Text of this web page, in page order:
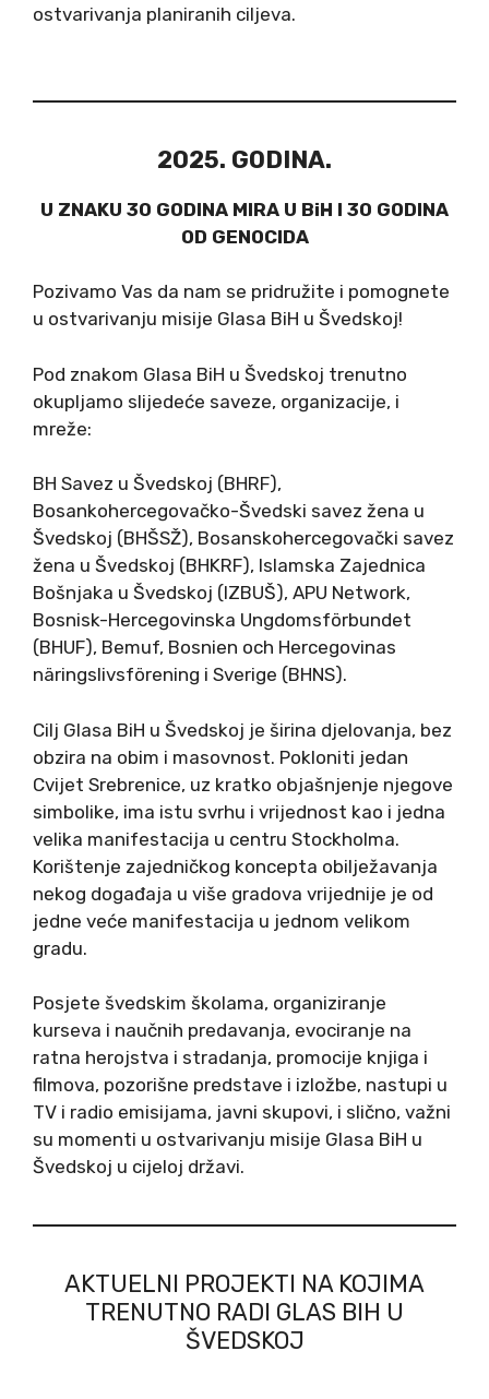
ostvarivanja planiranih ciljeva.
2025. GODINA.
U ZNAKU 30 GODINA MIRA U BiH I 30 GODINA
OD GENOCIDA
Pozivamo Vas da nam se pridružite i pomognete
u ostvarivanju misije Glasa BiH u Švedskoj!
Pod znakom Glasa BiH u Švedskoj trenutno
okupljamo slijedeće saveze, organizacije, i
mreže:
BH Savez u Švedskoj (BHRF),
Bosankohercegovačko-Švedski savez žena u
Švedskoj (BHŠSŽ), Bosanskohercegovački savez
žena u Švedskoj (BHKRF), Islamska Zajednica
Bošnjaka u Švedskoj (IZBUŠ), APU Network,
Bosnisk-Hercegovinska Ungdomsförbundet
(BHUF), Bemuf, Bosnien och Hercegovinas
näringslivsförening i Sverige (BHNS).
Cilj Glasa BiH u Švedskoj je širina djelovanja, bez
obzira na obim i masovnost. Pokloniti jedan
Cvijet Srebrenice, uz kratko objašnjenje njegove
simbolike, ima istu svrhu i vrijednost kao i jedna
velika manifestacija u centru Stockholma.
Korištenje zajedničkog koncepta obilježavanja
nekog događaja u više gradova vrijednije je od
jedne veće manifestacija u jednom velikom
gradu.
Posjete švedskim školama, organiziranje
kurseva i naučnih predavanja, evociranje na
ratna herojstva i stradanja, promocije knjiga i
filmova, pozorišne predstave i izložbe, nastupi u
TV i radio emisijama, javni skupovi, i slično, važni
su momenti u ostvarivanju misije Glasa BiH u
Švedskoj u cijeloj državi.
AKTUELNI PROJEKTI NA KOJIMA
TRENUTNO RADI GLAS BIH U
ŠVEDSKOJ